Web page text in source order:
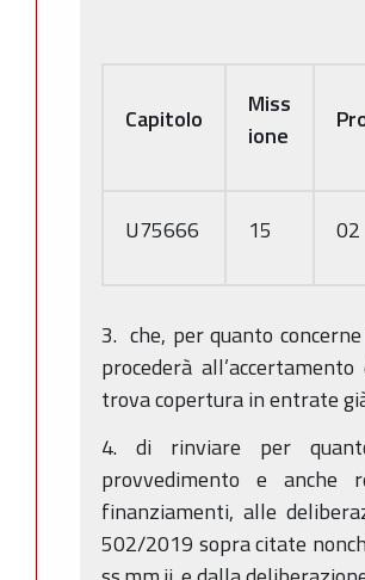
Capitolo
Miss
ione
U75666 15 02
3. che, per quanto
procederà
trova copertura in entrate
4. di rinviare per
provvedimento e anche
finanziamenti, alle
502/2019 sopra citate